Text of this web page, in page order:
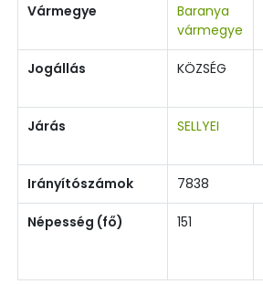
Vármegye
Baranya
vármegye
Jogállás KÖZSÉG
Járás SELLYEI
Irányítószámok 7838
Népesség (fő) 151